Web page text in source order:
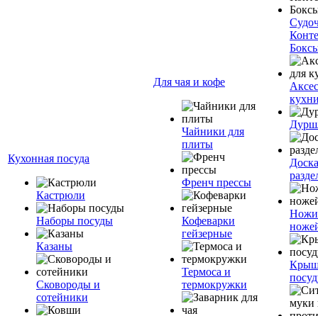
Кухонная посуда
Кастрюли
Наборы посуды
Казаны
Сковороды и
сотейники
Для чая и кофе
Чайники для
плиты
Френч прессы
Кофеварки
гейзерные
Термоса и
термокружки
Доска